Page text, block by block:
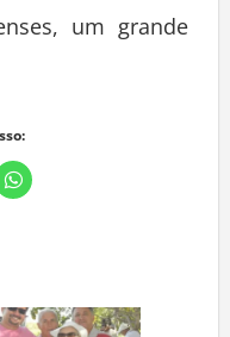
um grande